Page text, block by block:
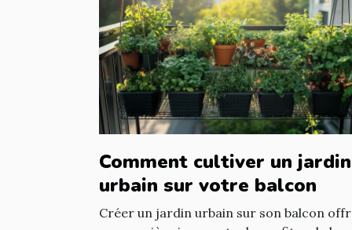
Comment cultiver un jardin
urbain sur votre balcon
Créer un jardin urbain sur son balcon